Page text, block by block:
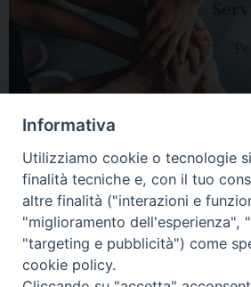
HOME DIOCESI VESCOVO CURIA
Informativa
Utilizziamo cookie o tecnologie
finalità tecniche e, con il tuo
altre finalità ("interazioni e
"miglioramento dell'esperienza",
"targeting e pubblicità") come
cookie policy.